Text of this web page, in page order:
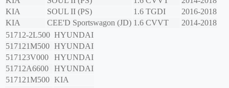
KIA
SOUL II (PS) 1.6 TGDI
2016-2018
KIA
CEE'D Sportswagon (JD) 1.6 CVVT
2014-2018
51712-2L500 HYUNDAI
517121M500 HYUNDAI
517123V000
HYUNDAI
51712A6600
HYUNDAI
517121M500 KIA